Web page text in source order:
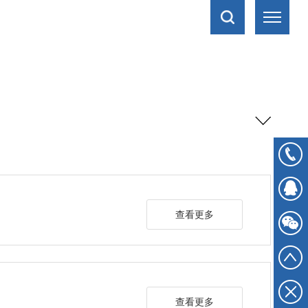
查看更多
查看更多